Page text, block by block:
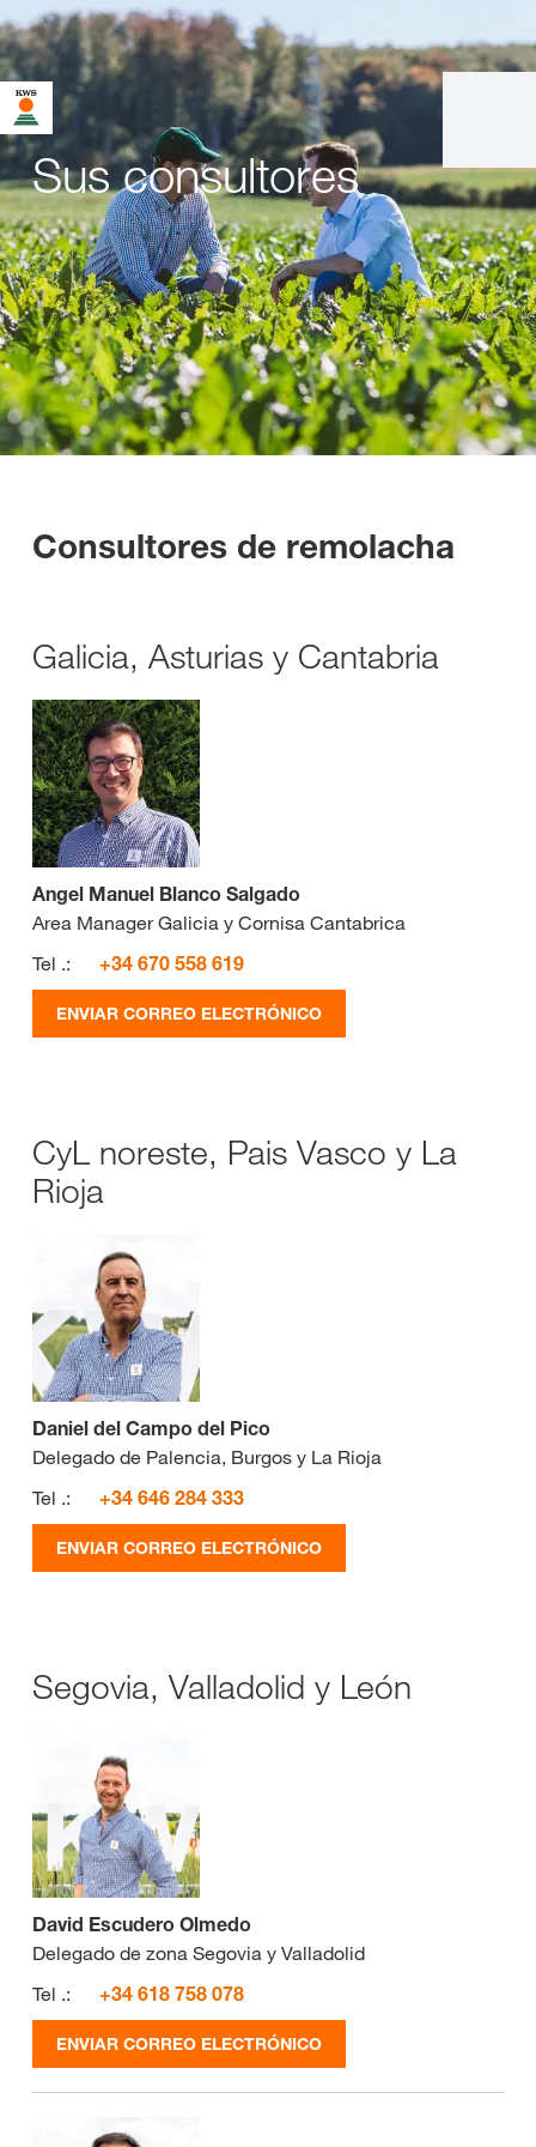
Sus consultores
Consultores de remolacha
Galicia, Asturias y Cantabria
Angel Manuel Blanco Salgado
Area Manager Galicia y Cornisa Cantabrica
Tel .:
+34 670 558 619
ENVIAR CORREO ELECTRÓNICO
CyL noreste, Pais Vasco y La
Rioja
Daniel del Campo del Pico
Delegado de Palencia, Burgos y La Rioja
Tel .:
+34 646 284 333
ENVIAR CORREO ELECTRÓNICO
Segovia, Valladolid y León
David Escudero Olmedo
Delegado de zona Segovia y Valladolid
Tel .:
+34 618 758 078
ENVIAR CORREO ELECTRÓNICO